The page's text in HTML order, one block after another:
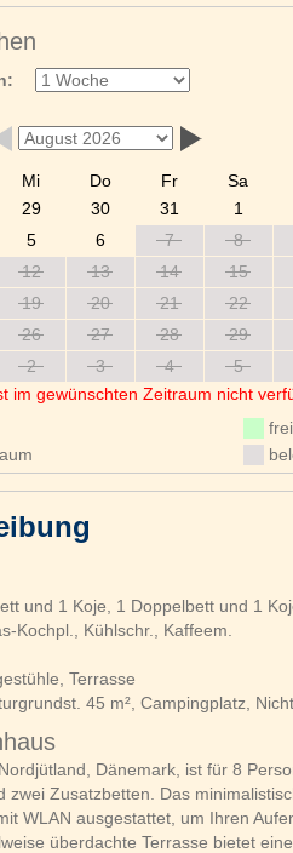
Mi Do Fr Sa
29 30 31 1
5 6 7 8
12 13 14 15
19 20 21 22
26 27 28 29
2 3 4 5
im gewünschten Zeitraum nicht
frei
und 1 Koje, 1 Doppelbett und 1
Kochpl., Kühlschr., Kaffeem.
Terrasse
45 m², Campingplatz,
Dänemark, ist für 8
zwei Zusatzbetten. Das
WLAN ausgestattet, um Ihren
überdachte Terrasse bietet